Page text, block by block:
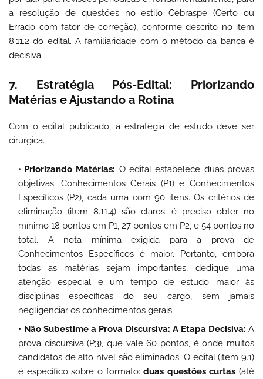
a resolução de questões no estilo Cebraspe (Certo ou
Errado com fator de correção), conforme descrito no item
8.11.2 do edital. A familiaridade com o método da banca é
decisiva.
7. Estratégia Pós-Edital: Priorizando
Matérias e Ajustando a Rotina
Com o edital publicado, a estratégia de estudo deve ser
cirúrgica.
Priorizando Matérias: O edital estabelece duas provas
objetivas: Conhecimentos Gerais (P1) e Conhecimentos
Específicos (P2), cada uma com 90 itens. Os critérios de
eliminação (item 8.11.4) são claros: é preciso obter no
mínimo 18 pontos em P1, 27 pontos em P2, e 54 pontos no
total. A nota mínima exigida para a prova de
Conhecimentos Específicos é maior. Portanto, embora
todas as matérias sejam importantes, dedique uma
atenção especial e um tempo de estudo maior às
disciplinas específicas do seu cargo, sem jamais
negligenciar os conhecimentos gerais.
Não Subestime a Prova Discursiva: A Etapa Decisiva: A
prova discursiva (P3), que vale 60 pontos, é onde muitos
candidatos de alto nível são eliminados. O edital (item 9.1)
é específico sobre o formato:duas questões curtas (até